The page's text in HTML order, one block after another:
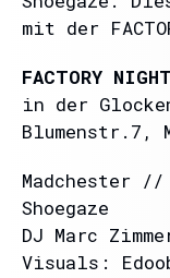
mit der
FACTORY
in der
Blumenstr.7,
Madchester
Shoegaze
DJ Marc
Visuals: